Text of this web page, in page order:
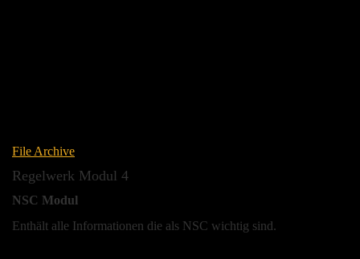
File Archive
Regelwerk Modul 4
NSC Modul
Enthält alle Informationen die als NSC wichtig sind.